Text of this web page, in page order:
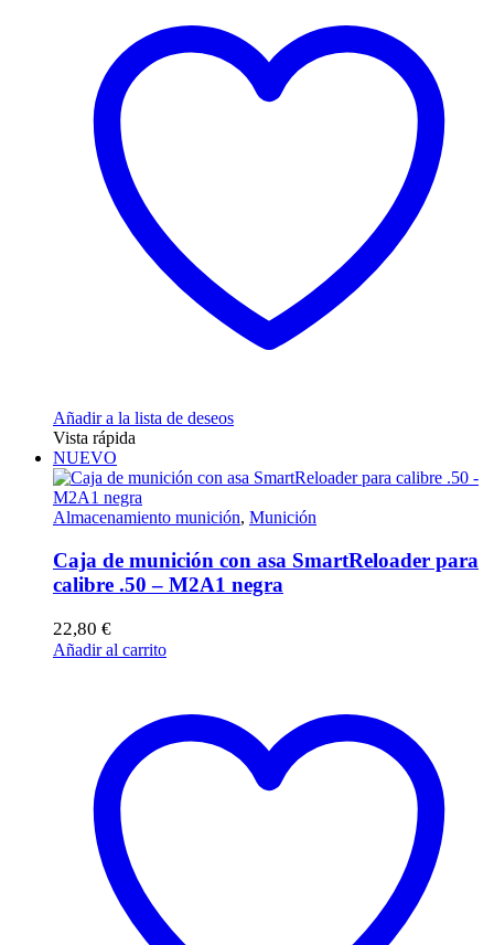
Añadir a la lista de deseos
Vista rápida
NUEVO
Almacenamiento munición, Munición
Caja de munición con asa SmartReloader para
calibre .50 – M2A1 negra
22,80 €
Añadir al carrito